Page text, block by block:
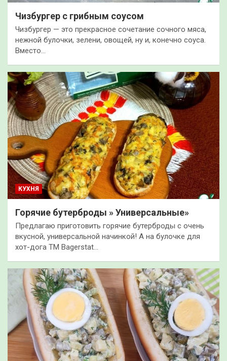
Чизбургер с грибным соусом
Чизбургер — это прекрасное сочетание сочного мяса,
нежной булочки, зелени, овощей, ну и, конечно соуса.
Вместо…
КУХНЯ
Горячие бутерброды » Универсальные»
Предлагаю приготовить горячие бутерброды с очень
вкусной, универсальной начинкой! А на булочке для
хот-дога ТМ Bagerstat…